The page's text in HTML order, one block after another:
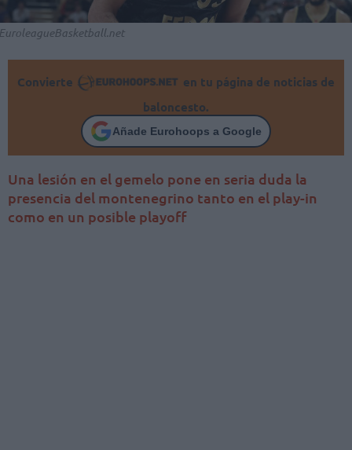
Convierte
en tu página de noticias de
baloncesto.
Añade Eurohoops a Google
Una lesión en el gemelo pone en seria duda la
presencia del montenegrino tanto en el play-in
como en un posible playoff